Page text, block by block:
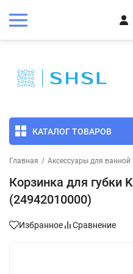
КАТАЛОГ ТОВАРОВ
Главная / Аксессуары для
Корзинка для губки
(24942010000)
Избранное Сравнение